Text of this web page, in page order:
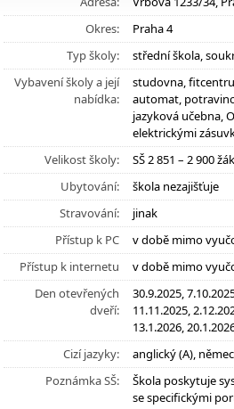
Okres:
Praha 4
Typ školy:
střední škola,
Vybavení školy a její
nabídka:
studovna,
automat,
jazyková učebna,
elektrickými
Velikost školy:
SŠ 2 851 – 2 900
Ubytování:
škola nezajišťuje
Stravování:
jinak
Přístup k PC
v době mimo
Přístup k internetu
v době mimo
Den otevřených
dveří:
30.9.2025,
11.11.2025,
13.1.2026,
Cizí jazyky:
anglický (A),
Poznámka SŠ:
Škola poskytuje
se specifickými